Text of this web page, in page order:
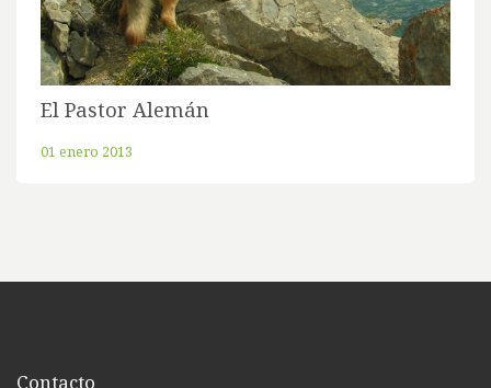
El Pastor Alemán
01 enero 2013
Contacto